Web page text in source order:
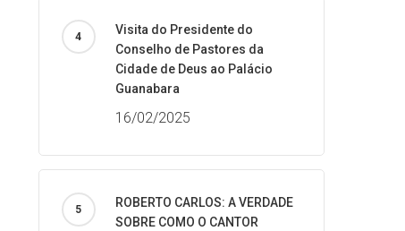
Visita do Presidente do
Conselho de Pastores da
Cidade de Deus ao Palácio
Guanabara
16/02/2025
ROBERTO CARLOS: A VERDADE
SOBRE COMO O CANTOR